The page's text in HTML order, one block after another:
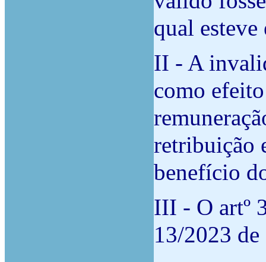
qual
II - A
como
retribuição
benefício
III - O artº
13/2023